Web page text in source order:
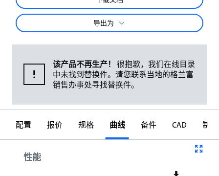
导出为
该产品不再生产！
很抱歉，我们在线目录
中未找到替换件。请您联系当地的格兰富
销售办事处寻找替换件。
配置 报价 规格 曲线 备件 CAD 制图
性能